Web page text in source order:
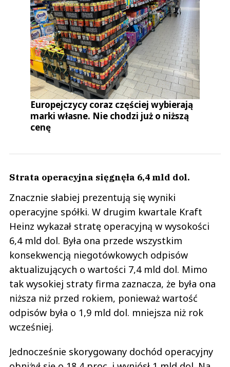
Europejczycy coraz częściej wybierają
marki własne. Nie chodzi już o niższą
cenę
Strata operacyjna sięgnęła 6,4 mld dol.
Znacznie słabiej prezentują się wyniki
operacyjne spółki. W drugim kwartale Kraft
Heinz wykazał stratę operacyjną w wysokości
6,4 mld dol. Była ona przede wszystkim
konsekwencją niegotówkowych odpisów
aktualizujących o wartości 7,4 mld dol. Mimo
tak wysokiej straty firma zaznacza, że była ona
niższa niż przed rokiem, ponieważ wartość
odpisów była o 1,9 mld dol. mniejsza niż rok
wcześniej.
Jednocześnie skorygowany dochód operacyjny